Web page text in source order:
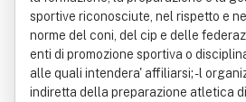
sportive riconosciute, nel rispetto e
norme del coni, del cip e delle
enti di promozione sportiva o
alle quali intendera' affiliarsi; - l
indiretta della preparazione atletica di